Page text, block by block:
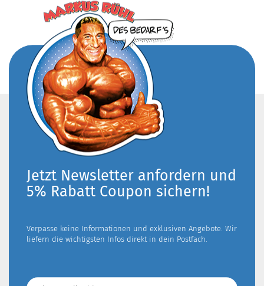
Jetzt Newsletter anfordern und
5% Rabatt Coupon sichern!
Verpasse keine Informationen und exklusiven Angebote. Wir
liefern die wichtigsten Infos direkt in dein Postfach.
Deine